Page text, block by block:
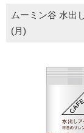
ムーミン谷 水出
(月)